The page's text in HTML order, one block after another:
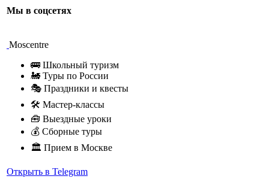
Мы в соцсетях
Moscentre
🚌 Школьный туризм
🚂 Туры по России
🎭 Праздники и квесты
🛠 Мастер-классы
🧰 Выездные уроки
💰 Сборные туры
🏛 Прием в Москве
Открыть в Telegram